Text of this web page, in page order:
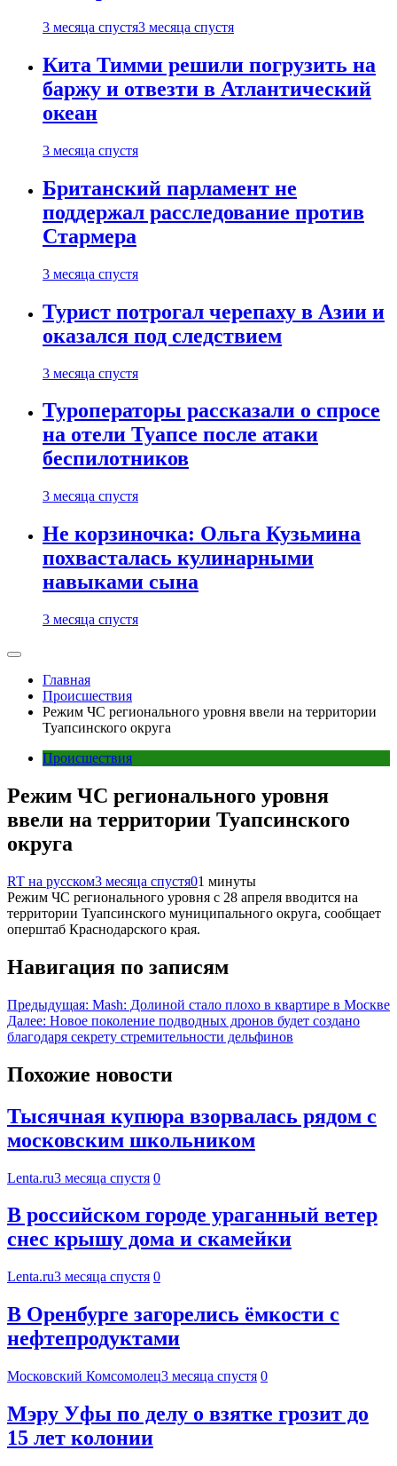
3 месяца спустя3 месяца спустя
Кита Тимми решили погрузить на
баржу и отвезти в Атлантический
океан
3 месяца спустя
Британский парламент не
поддержал расследование против
Стармера
3 месяца спустя
Турист потрогал черепаху в Азии и
оказался под следствием
3 месяца спустя
Туроператоры рассказали о спросе
на отели Туапсе после атаки
беспилотников
3 месяца спустя
Не корзиночка: Ольга Кузьмина
похвасталась кулинарными
навыками сына
3 месяца спустя
Главная
Происшествия
Режим ЧС регионального уровня ввели на территории
Туапсинского округа
Происшествия
Режим ЧС регионального уровня
ввели на территории Туапсинского
округа
RT на русском3 месяца спустя01 минуты
Режим ЧС регионального уровня с 28 апреля вводится на
территории Туапсинского муниципального округа, сообщает
оперштаб Краснодарского края.
Навигация по записям
Предыдущая: Mash: Долиной стало плохо в квартире в Москве
Далее: Новое поколение подводных дронов будет создано
благодаря секрету стремительности дельфинов
Похожие новости
Тысячная купюра взорвалась рядом с
московским школьником
Lenta.ru3 месяца спустя 0
В российском городе ураганный ветер
снес крышу дома и скамейки
Lenta.ru3 месяца спустя 0
В Оренбурге загорелись ёмкости с
нефтепродуктами
Московский Комсомолец3 месяца спустя 0
Мэру Уфы по делу о взятке грозит до
15 лет колонии